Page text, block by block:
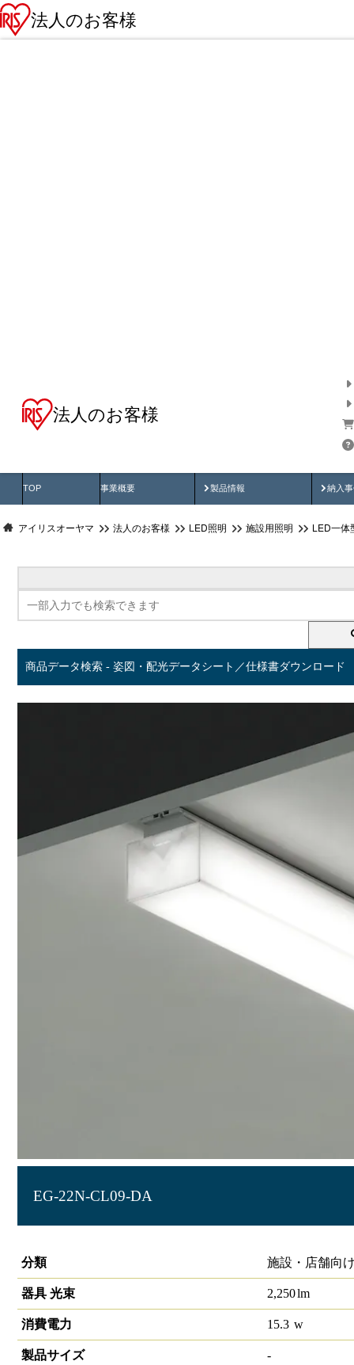
法人のお客様
法人のお客様
TOP 事業概要 製品情報
製品動画 納入
納
アイリスオーヤマ 法人のお客様 LED照明 施設用照明 LED一体
商品データ検索 - 姿図・配光データシート／仕様書ダウンロード
EG-22N-CL09-DA
分類
施設・店舗向
器具 光束 2,250lm
消費電力 15.3 w
製品サイズ -